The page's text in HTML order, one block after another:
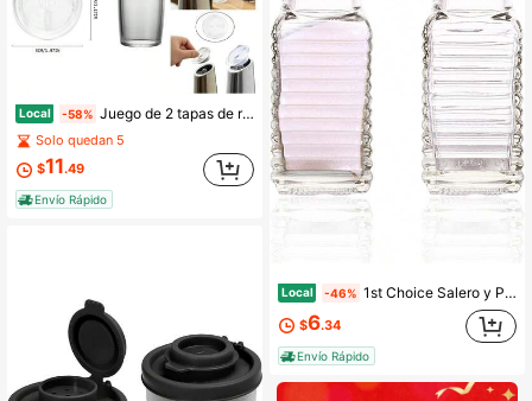
Local -58% Juego de 2 tapas de repuesto para molinillo eléctrico de sal y pimienta de alimentación por gravedad, grosor ajustable, funciona con batería, versión con luz LED, agitadores automáticos
Solo quedan 5
$11.49
Envío Rápido
Local -46% 1st Choice Salero y Pimentero con Tapas de Acero Inoxidable Juego de 2 (Saleros Rectangulares a Rayas)
$6.34
Envío Rápido